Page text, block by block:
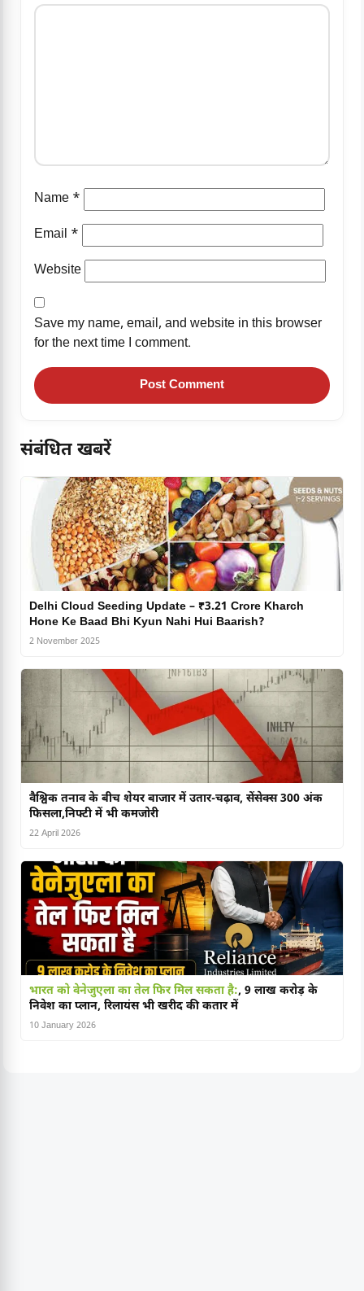
Name *
Email *
Website
Save my name, email, and website in this browser
for the next time I comment.
संबंधित खबरें
Delhi Cloud Seeding Update – ₹3.21 Crore Kharch
Hone Ke Baad Bhi Kyun Nahi Hui Baarish?
2 November 2025
वैश्विक तनाव के बीच शेयर बाजार में उतार-चढ़ाव, सेंसेक्स 300 अंक
फिसला,निफ्टी में भी कमजोरी
22 April 2026
भारत को वेनेजुएला का तेल फिर मिल सकता है:, 9 लाख करोड़ के
निवेश का प्लान, रिलायंस भी खरीद की कतार में
10 January 2026